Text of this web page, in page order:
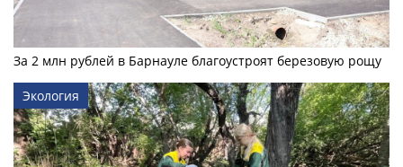
За 2 млн рублей в Барнауле благоустроят березовую рощу
Экология